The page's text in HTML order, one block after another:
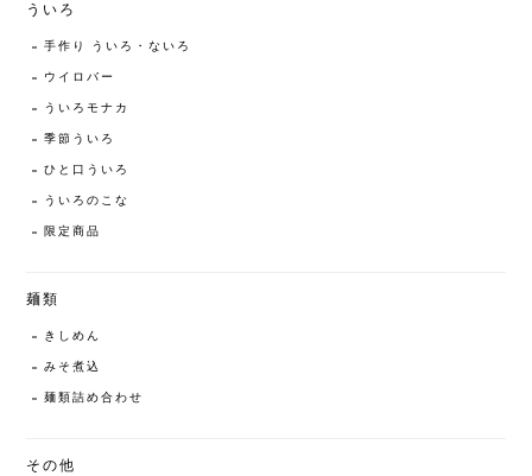
ういろ
手作り ういろ・ないろ
ウイロバー
ういろモナカ
季節ういろ
ひと口ういろ
ういろのこな
限定商品
麺類
きしめん
みそ煮込
麺類詰め合わせ
その他